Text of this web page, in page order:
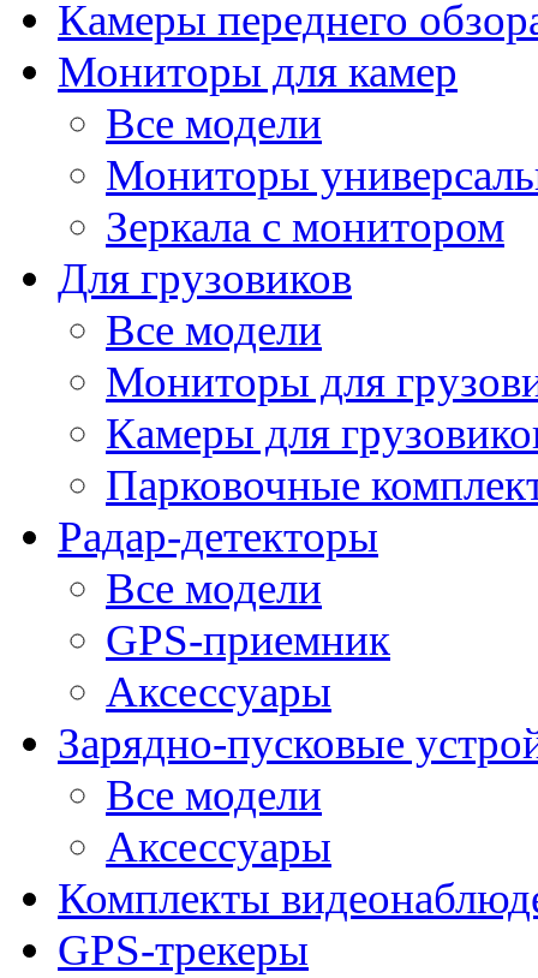
Камеры переднего
Мониторы для камер
Все модели
Мониторы
Зеркала с монитором
Для грузовиков
Все модели
Мониторы для
Камеры для
Парковочные
Радар-детекторы
Все модели
GPS-приемник
Аксессуары
Зарядно-пусковые
Все модели
Аксессуары
Комплекты
GPS-трекеры